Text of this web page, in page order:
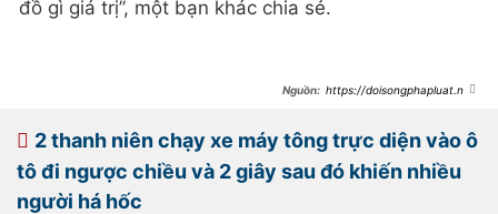
đồ gì giá trị”, một bạn khác chia sẻ.
https://doisongphapluat.ngu
canh-tuong-trong-camera-khien-
nhieu-nguoi-lanh-song-lung-
a506406.html?
fbclid=IwY2xjawIWRcpleHRuA2FlbQIx
MAABHcBhwFO7fH9XQsdvgCrO7qM
2 thanh niên chạy xe máy tông trực diện vào ô
tô đi ngược chiều và 2 giây sau đó khiến nhiều
người há hốc